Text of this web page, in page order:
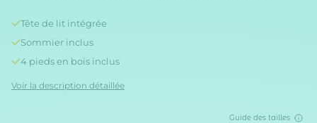
Tête de lit intégrée
Sommier inclus
4 pieds en bois inclus
Voir la description détaillée
Guide des tailles